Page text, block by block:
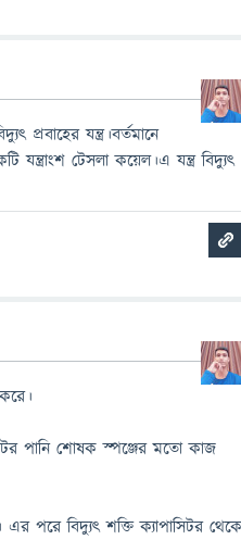
প্রবাহের যন্ত্র।বর্তমানে
যন্ত্রাংশ টেসলা কয়েল।এ যন্ত্র বিদ্যুৎ
পানি শোষক স্পঞ্জের মতো কাজ
এর পরে বিদ্যুৎ শক্তি ক্যাপাসিটর